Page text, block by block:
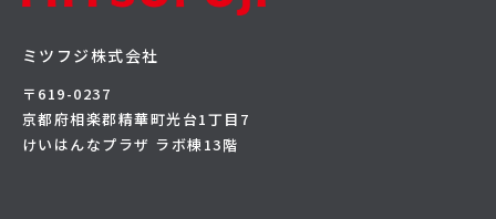
ミツフジ株式会社
〒619-0237
京都府相楽郡精華町光台1丁目7
けいはんなプラザ ラボ棟13階